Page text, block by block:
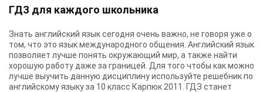
ГДЗ для каждого школьника
Знать английский язык сегодня очень важно, не говоря уже о
том, что это язык международного общения. Английский язык
позволяет лучше понять окружающий мир, а также найти
хорошую работу даже за границей. Для того чтобы как можно
лучше выучить данную дисциплину используйте решебник по
английскому языку за 10 класс Карпюк 2011
. ГДЗ станет